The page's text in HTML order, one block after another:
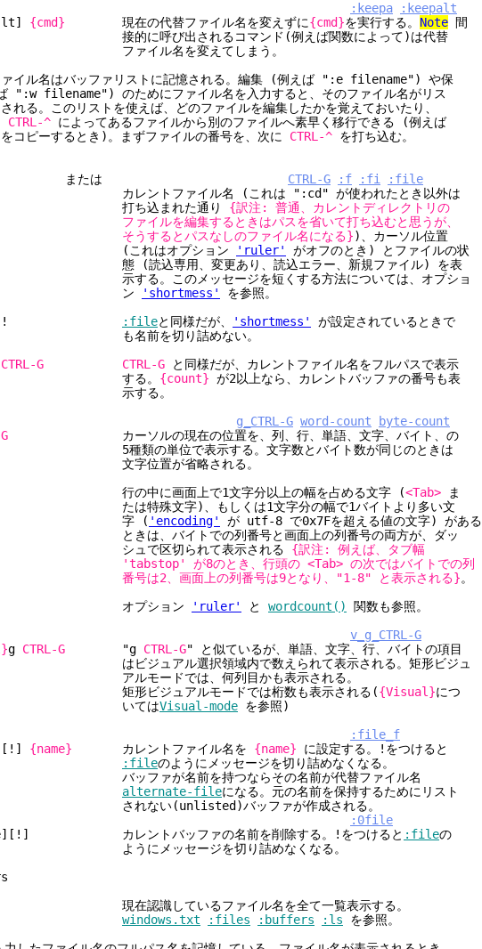
:keepa
:keepalt
{cmd} 現在の代替ファイル名を変えずに{cmd}を実行する。 Note 間
呼び出されるコマンド(例えば関数によって)は代替
イル名を変えてしまう。
ァイル名はバッファリストに記憶される。編集 (例えば ":e filename") や保
":w filename") のためにファイル名を入力すると、そのファイル名がリス
される。このリストを使えば、どのファイルを編集したかを覚えておいたり、
CTRL-^ によってあるファイルから別のファイルへ素早く移行できる (例えば
コピーするとき)。まずファイルの番号を、次に CTRL-^ を打ち込む。
または CTRL-G :f :fi
:file
レントファイル名 (これは ":cd" が使われたとき以外は
込まれた通り {訳注: 普通、カレントディレクトリの
ファイルを編集するときはパスを省いて打ち込むと思うが、
そうするとパスなしのファイル名になる})、カーソル位置
はオプション
'ruler'
がオフのとき) とファイルの状
込専用、変更あり、読込エラー、新規ファイル) を表
。このメッセージを短くする方法については、オプショ
'shortmess'
を参照。
:fileと同様だが、 'shortmess'
が設定されているときで
前を切り詰めない。
G
CTRL-G と同様だが、カレントファイル名をフルパスで表示
る。 {count} が2以上なら、カレントバッファの番号も表
する。
g_CTRL-G word-count
byte-count
カーソルの現在の位置を、列、行、単語、文字、バイト、の
の単位で表示する。文字数とバイト数が同じのときは
位置が省略される。
に画面上で1文字分以上の幅を占める文字 (<Tab> ま
殊文字)、もしくは1文字分の幅で1バイトより多い文
( 'encoding'
が utf-8 で0x7Fを超える値の文字) がある
、バイトでの列番号と画面上の列番号の両方が、ダッ
で区切られて表示される {訳注: 例えば、タブ幅
'tabstop' が8のとき、行頭の <Tab> の次ではバイトでの列
番号は2、画面上の列番号は9となり、"1-8" と表示される}。
プション
'ruler' と wordcount()
関数も参照。
v_g_CTRL-G
g CTRL-G "g CTRL-G" と似ているが、単語、文字、行、バイトの項目
ュアル選択領域内で数えられて表示される。矩形ビジュ
ードでは、何列目かも表示される。
ジュアルモードでは桁数も表示される({Visual}につ
てはVisual-mode を参照)
:file_f
{name} カレントファイル名を {name} に設定する。!をつけると
:fileのようにメッセージを切り詰めなくなる。
ァが名前を持つならその名前が代替ファイル名
alternate-fileになる。元の名前を保持するためにリスト
い(unlisted)バッファが作成される。
:0file
カレントバッファの名前を削除する。!をつけると :fileの
メッセージを切り詰めなくなる。
認識しているファイル名を全て一覧表示する。
windows.txt
:files :buffers :ls を参照。